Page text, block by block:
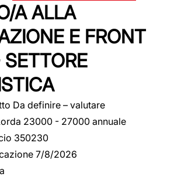
A ALLA
E FRONT
Da definire – valutare
23000 - 27000 annuale
350230
7/8/2026